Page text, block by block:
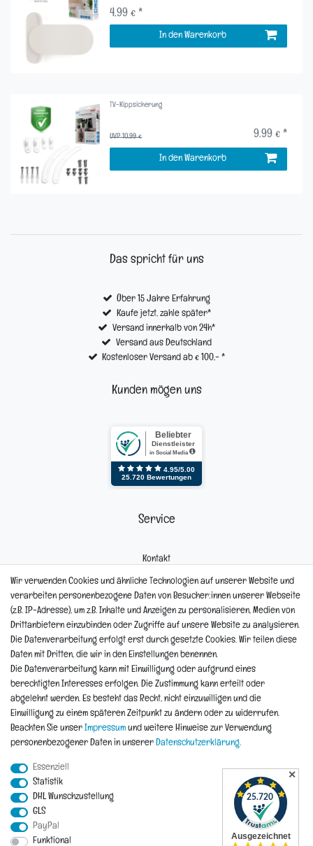
4,99 € *
In den Warenkorb
TV-Kippsicherung
UVP 10,99 € 9,99 € *
In den Warenkorb
Das spricht für uns
Über 15 Jahre Erfahrung
Kaufe jetzt, zahle später*
Versand innerhalb von 24h*
Versand aus Deutschland
Kostenloser Versand ab € 100,- *
Kunden mögen uns
Service
Kontakt
Reklamation
Informationen
Hinweis zur Entsorgung von Altbaterien
*Teil-Widerruf
Impressum Daten­schutz­erklärung Widerrufs­recht
Wir verwenden Cookies und ähnliche Technologien auf unserer Website und
verarbeiten personenbezogene Daten von Besucher:innen unserer Webseite
(z.B. IP-Adresse), um z.B. Inhalte und Anzeigen zu personalisieren, Medien von
Drittanbietern einzubinden oder Zugriffe auf unsere Website zu analysieren.
Die Datenverarbeitung erfolgt erst durch gesetzte Cookies. Wir teilen diese
Daten mit Dritten, die wir in den Einstellungen benennen.
Die Datenverarbeitung kann mit Einwilligung oder aufgrund eines
berechtigten Interesses erfolgen. Die Zustimmung kann erteilt oder
abgelehnt werden. Es besteht das Recht, nicht einzuwilligen und die
Einwilligung zu einem späteren Zeitpunkt zu ändern oder zu widerrufen.
Beachten Sie unser Impressum und weitere Hinweise zur Verwendung
personenbezogener Daten in unserer Daten­schutz­erklärung.
Essenziell
Statistik
DHL Wunschzustellung
GLS
PayPal
Funktional
✕